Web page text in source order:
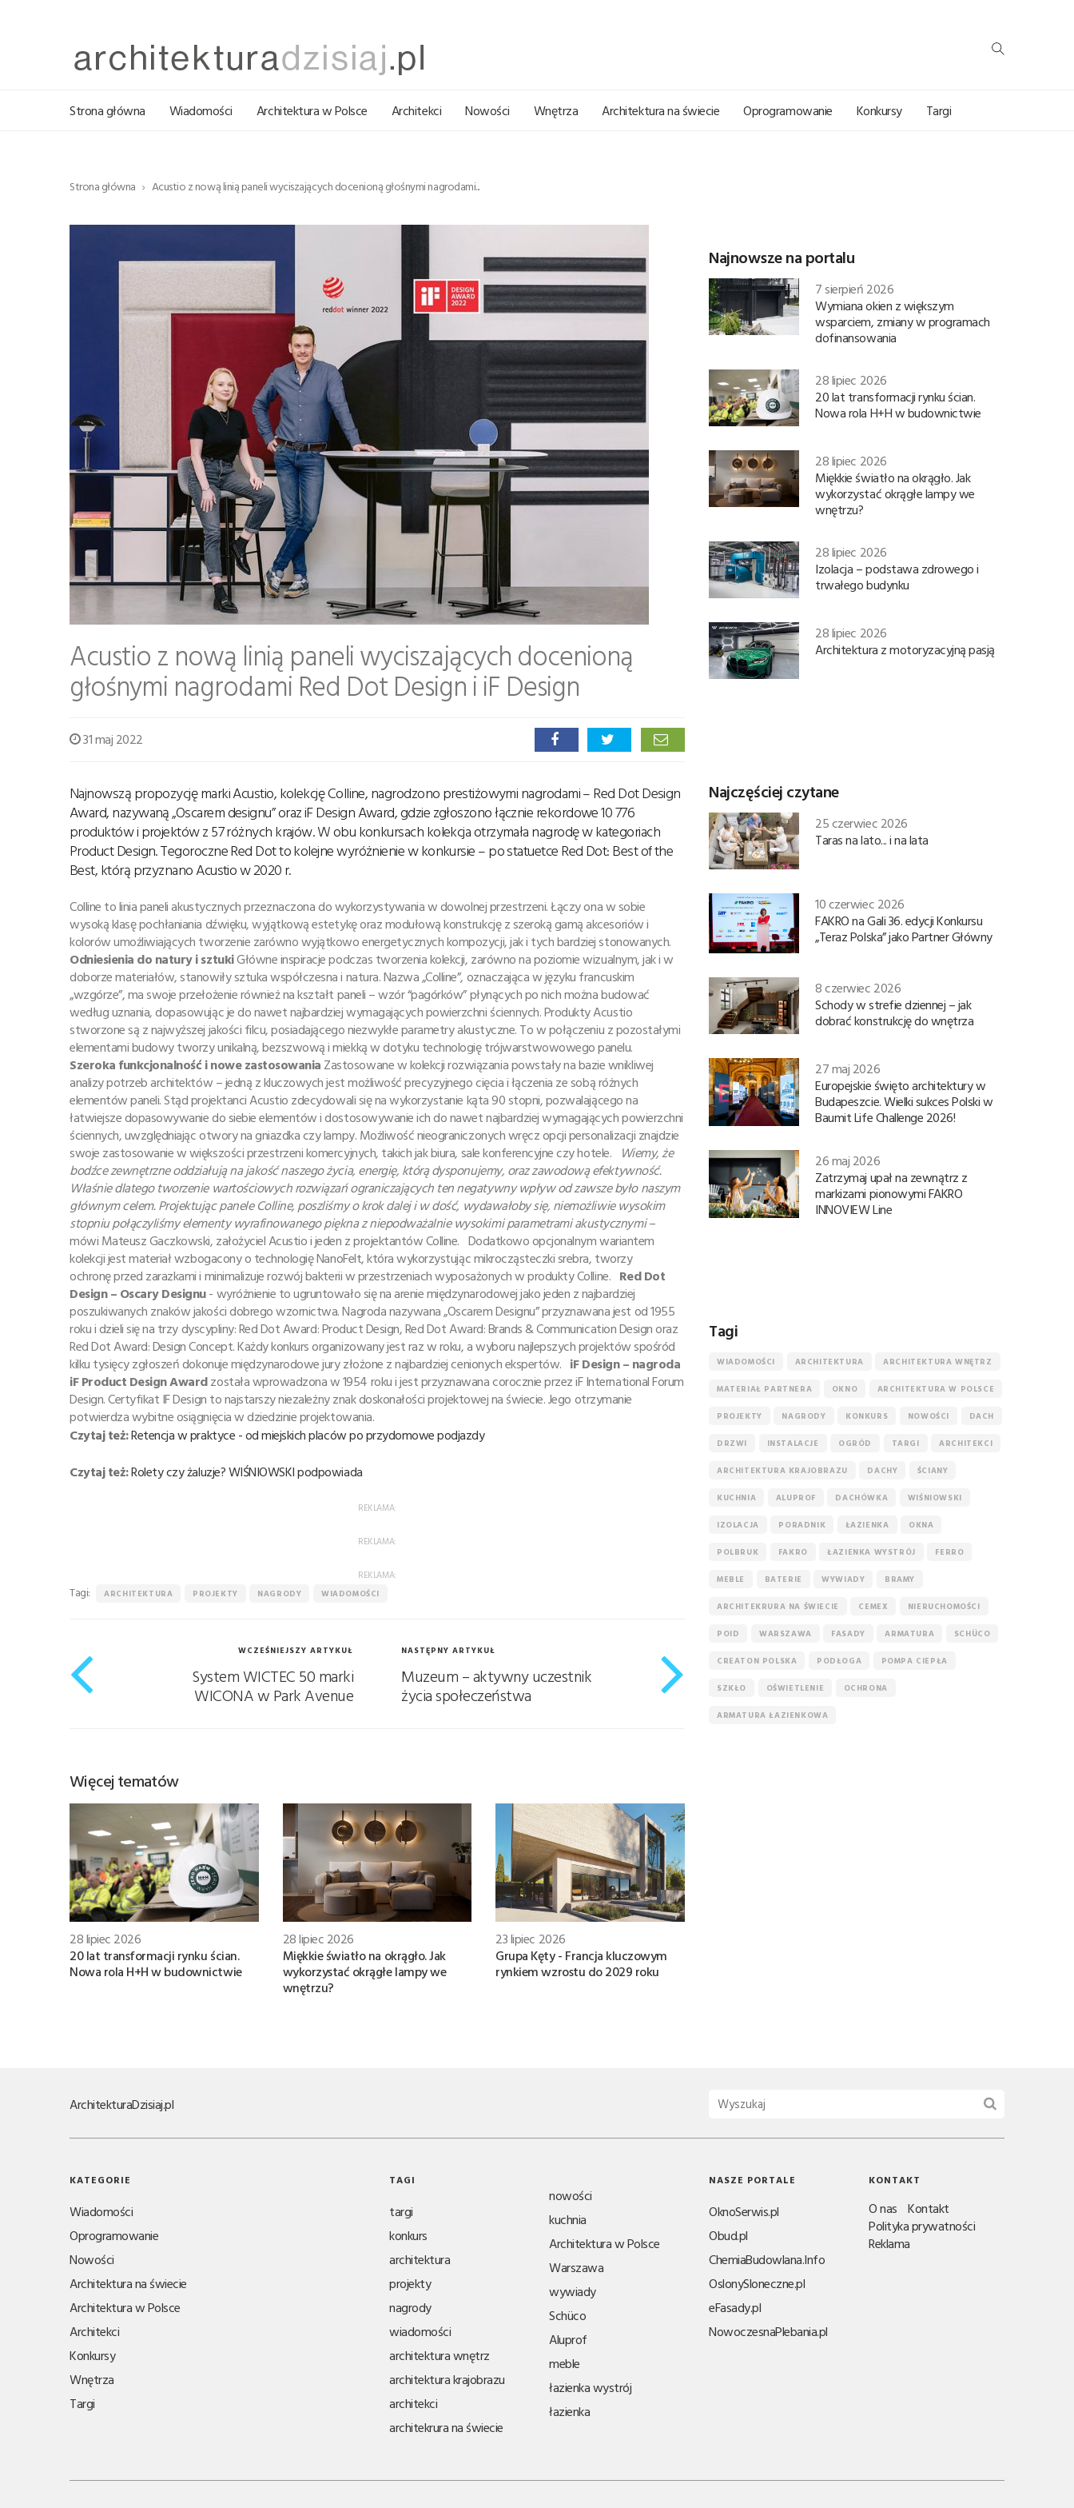
Strona główna Wiadomości Architektura w Polsce Architekci Nowości Wnętrza Architektura na świecie Oprogramowanie Konkursy Targi
Strona główna Acustio z nową linią paneli wyciszających docenioną głośnymi nagrodami...
Acustio z nową linią paneli wyciszających docenioną
głośnymi nagrodami Red Dot Design i iF Design
31 maj 2022
Najnowszą propozycję marki Acustio, kolekcję Colline, nagrodzono prestiżowymi nagrodami – Red Dot Design
Award, nazywaną „Oscarem designu” oraz iF Design Award, gdzie zgłoszono łącznie rekordowe 10 776
produktów i projektów z 57 różnych krajów. W obu konkursach kolekcja otrzymała nagrodę w kategoriach
Product Design. Tegoroczne Red Dot to kolejne wyróżnienie w konkursie – po statuetce Red Dot: Best of the
Best, którą przyznano Acustio w 2020 r.
Colline to linia paneli akustycznych przeznaczona do wykorzystywania w dowolnej przestrzeni. Łączy ona w sobie
wysoką klasę pochłaniania dźwięku, wyjątkową estetykę oraz modułową konstrukcję z szeroką gamą akcesoriów i
kolorów umożliwiających tworzenie zarówno wyjątkowo energetycznych kompozycji, jak i tych bardziej stonowanych.
Odniesienia do natury i sztukiGłówne inspiracje podczas tworzenia kolekcji, zarówno na poziomie wizualnym, jak i w
doborze materiałów, stanowiły sztuka współczesna i natura. Nazwa „Colline”, oznaczająca w języku francuskim
„wzgórze”, ma swoje przełożenie również na kształt paneli – wzór “pagórków” płynących po nich można budować
według uznania, dopasowując je do nawet najbardziej wymagających powierzchni ściennych. Produkty Acustio
stworzone są z najwyższej jakości filcu, posiadającego niezwykłe parametry akustyczne. To w połączeniu z pozostałymi
elementami budowy tworzy unikalną, bezszwową i miekką w dotyku technologię trójwarstwowowego panelu.
Szeroka funkcjonalność i nowe zastosowania Zastosowane w kolekcji rozwiązania powstały na bazie wnikliwej
analizy potrzeb architektów – jedną z kluczowych jest możliwość precyzyjnego cięcia i łączenia ze sobą różnych
elementów paneli. Stąd projektanci Acustio zdecydowali się na wykorzystanie kąta 90 stopni, pozwalającego na
łatwiejsze dopasowywanie do siebie elementów i dostosowywanie ich do nawet najbardziej wymagających powierzchni
ściennych, uwzględniając otwory na gniazdka czy lampy. Możliwość nieograniczonych wręcz opcji personalizacji znajdzie
swoje zastosowanie w większości przestrzeni komercyjnych, takich jak biura, sale konferencyjne czy hotele. Wiemy, że
bodźce zewnętrzne oddziałują na jakość naszego życia, energię, którą dysponujemy, oraz zawodową efektywność.
Właśnie dlatego tworzenie wartościowych rozwiązań ograniczających ten negatywny wpływ od zawsze było naszym
głównym celem. Projektując panele Colline, poszliśmy o krok dalej i w dość, wydawałoby się, niemożliwie wysokim
stopniu połączyliśmy elementy wyrafinowanego piękna z niepodważalnie wysokimi parametrami akustycznymi–
mówi Mateusz Gaczkowski, założyciel Acustio i jeden z projektantów Colline. Dodatkowo opcjonalnym wariantem
kolekcji jest materiał wzbogacony o technologię NanoFelt, która wykorzystując mikrocząsteczki srebra, tworzy
ochronę przed zarazkami i minimalizuje rozwój bakterii w przestrzeniach wyposażonych w produkty Colline. Red Dot
Design – Oscary Designu- wyróżnienie to ugruntowało się na arenie międzynarodowej jako jeden z najbardziej
poszukiwanych znaków jakości dobrego wzornictwa. Nagroda nazywana „Oscarem Designu” przyznawana jest od 1955
roku i dzieli się na trzy dyscypliny: Red Dot Award: Product Design, Red Dot Award: Brands & Communication Design oraz
Red Dot Award: Design Concept. Każdy konkurs organizowany jest raz w roku, a wyboru najlepszych projektów spośród
kilku tysięcy zgłoszeń dokonuje międzynarodowe jury złożone z najbardziej cenionych ekspertów. iF Design – nagroda
iF Product Design Awardzostała wprowadzona w 1954 roku i jest przyznawana corocznie przez iF International Forum
Design. Certyfikat IF Design to najstarszy niezależny znak doskonałości projektowej na świecie. Jego otrzymanie
potwierdza wybitne osiągnięcia w dziedzinie projektowania.
Czytaj też:Retencja w praktyce - od miejskich placów po przydomowe podjazdy
Czytaj też:Rolety czy żaluzje? WIŚNIOWSKI podpowiada
REKLAMA:
REKLAMA:
REKLAMA:
Tagi: ARCHITEKTURA PROJEKTY NAGRODY WIADOMOŚCI
WCZEŚNIEJSZY ARTYKUŁ
System WICTEC 50 marki
WICONA w Park Avenue
NASTĘPNY ARTYKUŁ
Muzeum – aktywny uczestnik
życia społeczeństwa
Więcej tematów
28 lipiec 2026
20 lat transformacji rynku ścian.
Nowa rola H+H w budownictwie
28 lipiec 2026
Miękkie światło na okrągło. Jak
wykorzystać okrągłe lampy we
wnętrzu?
23 lipiec 2026
Grupa Kęty - Francja kluczowym
rynkiem wzrostu do 2029 roku
Najnowsze na portalu
7 sierpień 2026
Wymiana okien z większym
wsparciem, zmiany w programach
dofinansowania
28 lipiec 2026
20 lat transformacji rynku ścian.
Nowa rola H+H w budownictwie
28 lipiec 2026
Miękkie światło na okrągło. Jak
wykorzystać okrągłe lampy we
wnętrzu?
28 lipiec 2026
Izolacja – podstawa zdrowego i
trwałego budynku
28 lipiec 2026
Architektura z motoryzacyjną pasją
Najczęściej czytane
25 czerwiec 2026
Taras na lato... i na lata
10 czerwiec 2026
FAKRO na Gali 36. edycji Konkursu
„Teraz Polska” jako Partner Główny
8 czerwiec 2026
Schody w strefie dziennej – jak
dobrać konstrukcję do wnętrza
27 maj 2026
Europejskie święto architektury w
Budapeszcie. Wielki sukces Polski w
Baumit Life Challenge 2026!
26 maj 2026
Zatrzymaj upał na zewnątrz z
markizami pionowymi FAKRO
INNOVIEW Line
Tagi
WIADOMOŚCI ARCHITEKTURA ARCHITEKTURA WNĘTRZ
MATERIAŁ PARTNERA OKNO ARCHITEKTURA W POLSCE
PROJEKTY NAGRODY KONKURS NOWOŚCI DACH
DRZWI INSTALACJE OGRÓD TARGI ARCHITEKCI
ARCHITEKTURA KRAJOBRAZU DACHY ŚCIANY
KUCHNIA ALUPROF DACHÓWKA WIŚNIOWSKI
IZOLACJA PORADNIK ŁAZIENKA OKNA
POLBRUK FAKRO ŁAZIENKA WYSTRÓJ FERRO
MEBLE BATERIE WYWIADY BRAMY
ARCHITEKRURA NA ŚWIECIE CEMEX NIERUCHOMOŚCI
POID WARSZAWA FASADY ARMATURA SCHÜCO
CREATON POLSKA PODŁOGA POMPA CIEPŁA
SZKŁO OŚWIETLENIE OCHRONA
ARMATURA ŁAZIENKOWA
ArchitekturaDzisiaj.pl
KATEGORIE
Wiadomości
Oprogramowanie
Nowości
Architektura na świecie
Architektura w Polsce
Architekci
Konkursy
Wnętrza
Targi
TAGI
targi
konkurs
architektura
projekty
nagrody
wiadomości
architektura wnętrz
architektura krajobrazu
architekci
architekrura na świecie
nowości
kuchnia
Architektura w Polsce
Warszawa
wywiady
Schüco
Aluprof
meble
łazienka wystrój
łazienka
NASZE PORTALE
OknoSerwis.pl
Obud.pl
ChemiaBudowlana.Info
OslonySloneczne.pl
eFasady.pl
NowoczesnaPlebania.pl
KONTAKT
O nas Kontakt
Polityka prywatności
Reklama